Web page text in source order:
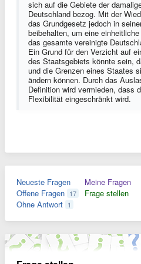
sich auf die Gebiete der
Deutschland bezog. Mit der
das Grundgesetz jedoch in
beibehalten, um eine
das gesamte vereinigte
Ein Grund für den Verzicht auf
des Staatsgebiets könnte sein,
und die Grenzen eines Staates
ändern können. Durch das
Definition wird vermieden, dass
Flexibilität eingeschränkt wird.
Neueste Fragen
Offene Fragen 17
Ohne Antwort 1
Meine Fragen
Frage stellen